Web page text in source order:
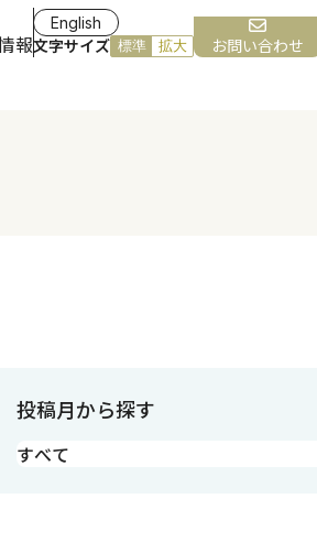
報
English
文字サイズ 標準 拡大 お問い合わせ
投稿月から探す